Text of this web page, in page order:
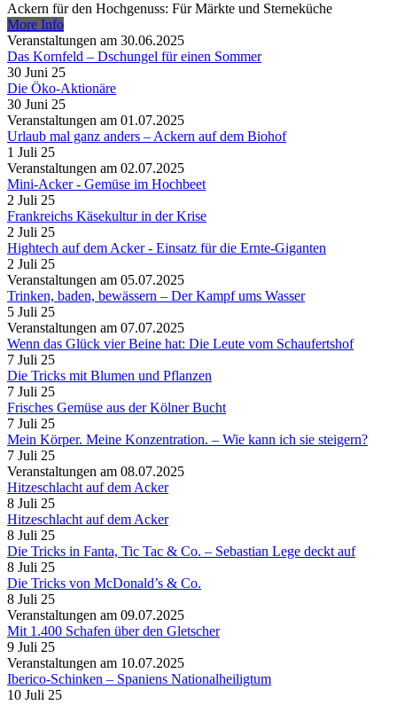
Ackern für den Hochgenuss: Für Märkte und Sterneküche
More Info
Veranstaltungen am 30.06.2025
Das Kornfeld – Dschungel für einen Sommer
30 Juni 25
Die Öko-Aktionäre
30 Juni 25
Veranstaltungen am 01.07.2025
Urlaub mal ganz anders – Ackern auf dem Biohof
1 Juli 25
Veranstaltungen am 02.07.2025
Mini-Acker - Gemüse im Hochbeet
2 Juli 25
Frankreichs Käsekultur in der Krise
2 Juli 25
Hightech auf dem Acker - Einsatz für die Ernte-Giganten
2 Juli 25
Veranstaltungen am 05.07.2025
Trinken, baden, bewässern – Der Kampf ums Wasser
5 Juli 25
Veranstaltungen am 07.07.2025
Wenn das Glück vier Beine hat: Die Leute vom Schaufertshof
7 Juli 25
Die Tricks mit Blumen und Pflanzen
7 Juli 25
Frisches Gemüse aus der Kölner Bucht
7 Juli 25
Mein Körper. Meine Konzentration. – Wie kann ich sie steigern?
7 Juli 25
Veranstaltungen am 08.07.2025
Hitzeschlacht auf dem Acker
8 Juli 25
Hitzeschlacht auf dem Acker
8 Juli 25
Die Tricks in Fanta, Tic Tac & Co. – Sebastian Lege deckt auf
8 Juli 25
Die Tricks von McDonald’s & Co.
8 Juli 25
Veranstaltungen am 09.07.2025
Mit 1.400 Schafen über den Gletscher
9 Juli 25
Veranstaltungen am 10.07.2025
Iberico-Schinken – Spaniens Nationalheiligtum
10 Juli 25